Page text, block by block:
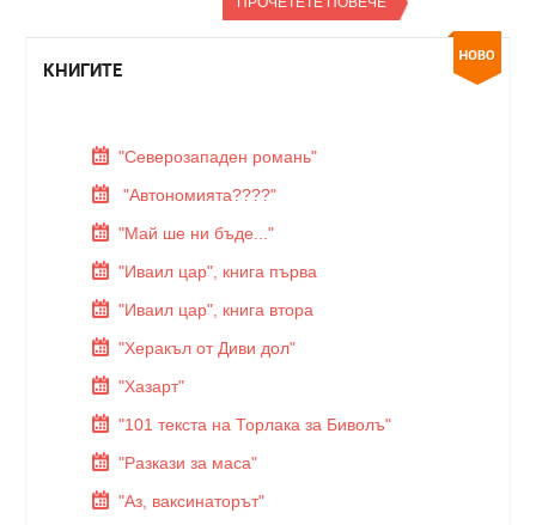
КНИГИТЕ
"Северозападен романь"
"Автономията????"
"Май ше ни бъде..."
"Иваил цар", книга първа
"Иваил цар", книга втора
"Херакъл от Диви дол"
"Хазарт"
"101 текста на Торлака за Биволъ"
"Разкази за маса"
"Аз, ваксинаторът"